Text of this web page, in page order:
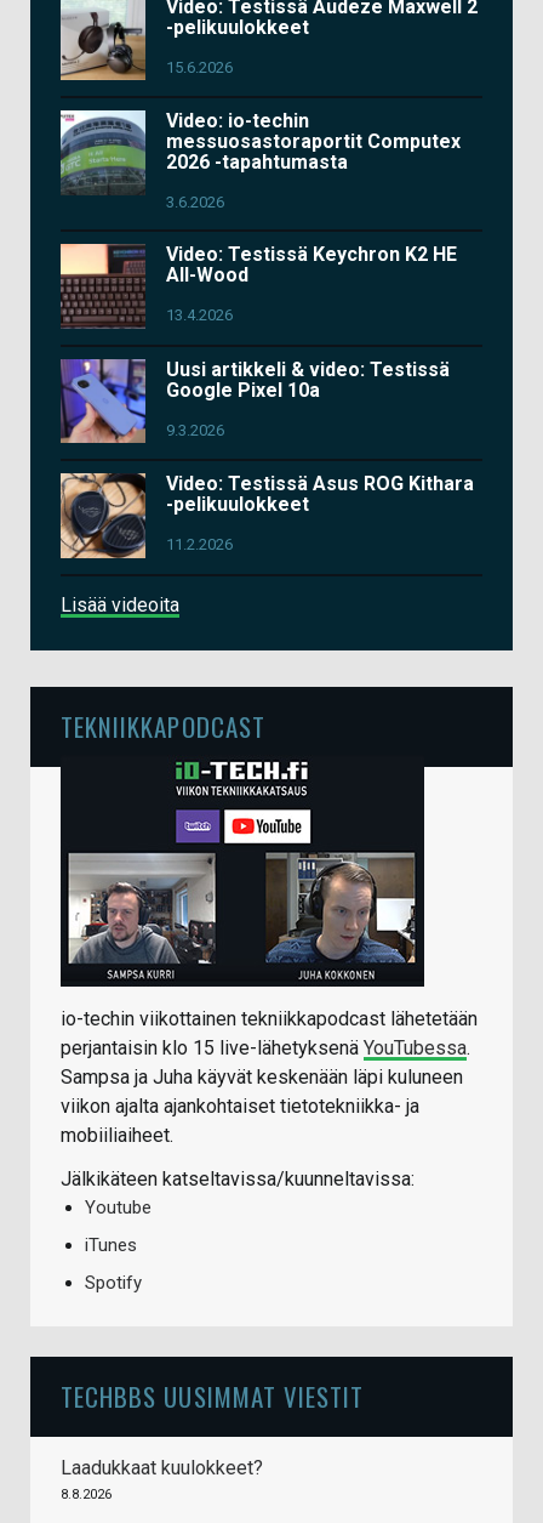
Video: Testissä Audeze Maxwell 2
-pelikuulokkeet
15.6.2026
Video: io-techin
messuosastoraportit Computex
2026 -tapahtumasta
3.6.2026
Video: Testissä Keychron K2 HE
All-Wood
13.4.2026
Uusi artikkeli & video: Testissä
Google Pixel 10a
9.3.2026
Video: Testissä Asus ROG Kithara
-pelikuulokkeet
11.2.2026
Lisää videoita
TEKNIIKKAPODCAST
io-techin viikottainen tekniikkapodcast lähetetään
perjantaisin klo 15 live-lähetyksenä YouTubessa.
Sampsa ja Juha käyvät keskenään läpi kuluneen
viikon ajalta ajankohtaiset tietotekniikka- ja
mobiiliaiheet.
Jälkikäteen katseltavissa/kuunneltavissa:
Youtube
iTunes
Spotify
TECHBBS UUSIMMAT VIESTIT
Laadukkaat kuulokkeet?
8.8.2026